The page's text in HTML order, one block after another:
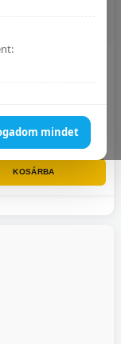
mindet
killer medium
KOSÁRBA